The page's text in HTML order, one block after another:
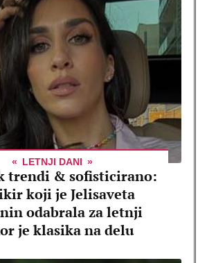
LETNJI DANI
trendi & sofisticirano:
koji je Jelisaveta
odabrala za letnji
je klasika na delu